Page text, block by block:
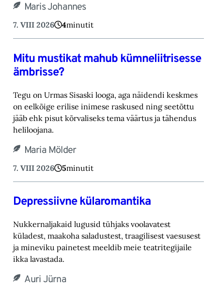
Maris Johannes
7. VIII 2026 4minutit
Mitu mustikat mahub kümneliitrisesse
ämbrisse?
Tegu on Urmas Sisaski looga, aga näidendi keskmes
on eelkõige erilise inimese raskused ning ‎seetõttu
jääb ehk pisut kõrvaliseks tema väärtus ja tähendus
heliloojana.‎
Maria Mölder
7. VIII 2026 5minutit
Depressiivne külaromantika
Nukkernaljakaid lugusid tühjaks voolavatest
küladest, maakoha saladustest, traagilisest vaesusest
ja mineviku painetest meeldib meie teatritegijaile
ikka lavastada.
Auri Jürna